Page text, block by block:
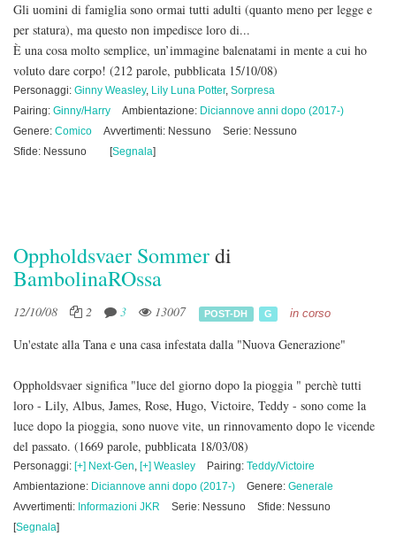
Gli uomini di famiglia sono ormai tutti adulti (quanto meno per legge e
per statura), ma questo non impedisce loro di...
È una cosa molto semplice, un’immagine balenatami in mente a cui ho
voluto dare corpo! (212 parole, pubblicata 15/10/08)
Personaggi: Ginny Weasley, Lily Luna Potter, Sorpresa
Pairing: Ginny/Harry Ambientazione: Diciannove anni dopo (2017-)
Genere: Comico Avvertimenti: Nessuno
Serie: Nessuno
Sfide: Nessuno
[Segnala]
Oppholdsvaer Sommerdi
BambolinaROssa
12/10/08 2 3 13007 POST-DH G in corso
Un'estate alla Tana e una casa infestata dalla "Nuova Generazione"
Oppholdsvaer significa "luce del giorno dopo la pioggia " perchè tutti
loro - Lily, Albus, James, Rose, Hugo, Victoire, Teddy - sono come la
luce dopo la pioggia, sono nuove vite, un rinnovamento dopo le vicende
del passato. (1669 parole, pubblicata 18/03/08)
Personaggi: [+] Next-Gen, [+] Weasley Pairing: Teddy/Victoire
Ambientazione: Diciannove anni dopo (2017-) Genere: Generale
Avvertimenti: Informazioni JKR Serie: Nessuno
Sfide: Nessuno
[Segnala]